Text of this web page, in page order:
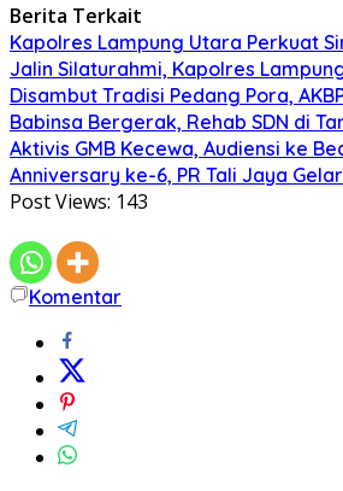
Berita Terkait
Kapolres Lampung Utara Perkuat
Jalin Silaturahmi, Kapolres
Disambut Tradisi Pedang Pora,
Babinsa Bergerak, Rehab SDN di
Aktivis GMB Kecewa, Audiensi ke
Anniversary ke-6, PR Tali Jaya
Post Views: 143
Komentar